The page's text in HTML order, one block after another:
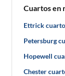
Cuartos en
Ettrick
Petersburg
Hopewell
Chester